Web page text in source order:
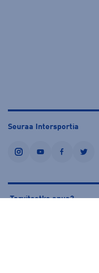
Seuraa Intersportia
instagramyoutubefacebooktwitter
Tarvitsetko apua?